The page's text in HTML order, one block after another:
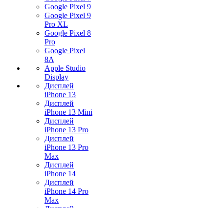
Google Pixel 9
Google Pixel 9
Pro XL
Google Pixel 8
Pro
Google Pixel
8A
Apple Studio
Display
Дисплей
iPhone 13
Дисплей
iPhone 13 Mini
Дисплей
iPhone 13 Pro
Дисплей
iPhone 13 Pro
Max
Дисплей
iPhone 14
Дисплей
iPhone 14 Pro
Max